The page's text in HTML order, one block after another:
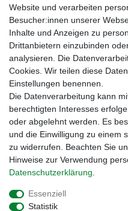
Website und verarbeiten
Besucher:innen unserer
Inhalte und Anzeigen zu
Drittanbietern einzubinden
analysieren. Die
Cookies. Wir teilen diese
Einstellungen benennen.
Die Datenverarbeitung kann
berechtigten Interesses
oder abgelehnt werden. Es
und die Einwilligung zu einem
zu widerrufen. Beachten Sie
Hinweise zur Verwendung
Daten­schutz­erklärung
Essenziell
Statistik